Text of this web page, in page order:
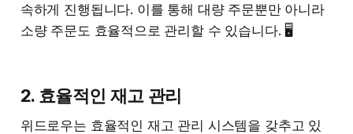
속하게 진행됩니다. 이를 통해 대량 주문뿐만 아니라
소량 주문도 효율적으로 관리할 수 있습니다. 🖥️
2. 효율적인 재고 관리
위드로우는 효율적인 재고 관리 시스템을 갖추고 있